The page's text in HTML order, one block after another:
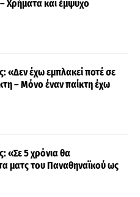
Χρήματα και έμψυχο
«Δεν έχω εμπλακεί ποτέ σε
– Μόνο έναν παίκτη έχω
«Σε 5 χρόνια θα
ματς του Παναθηναϊκού ως